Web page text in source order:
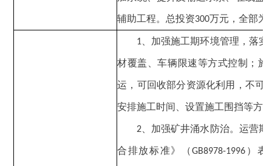
辅助工程。总投资300万元，全部为
1 加强施工期环境管理，落
材覆盖、车辆限速等方式控制；
运，可回收部分资源化利用，不可
安排施工时间、设置施工围挡等方
2 加强矿井涌水防治。 运营期
合排放标准》（GB8978-1996 ）表